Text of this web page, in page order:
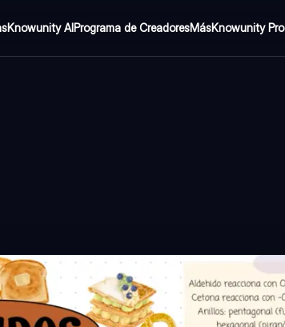
Knowunity AIPrograma de CreadoresMásKnowunity Pro